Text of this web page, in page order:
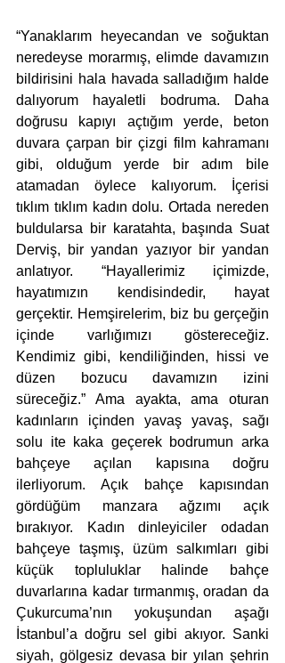
“Yanaklarım heyecandan ve soğuktan
neredeyse morarmış, elimde davamızın
bildirisini hala havada salladığım halde
dalıyorum hayaletli bodruma. Daha
doğrusu kapıyı açtığım yerde, beton
duvara çarpan bir çizgi film kahramanı
gibi, olduğum yerde bir adım bile
atamadan öylece kalıyorum. İçerisi
tıklım tıklım kadın dolu. Ortada nereden
buldularsa bir karatahta, başında Suat
Derviş, bir yandan yazıyor bir yandan
anlatıyor. “Hayallerimiz içimizde,
hayatımızın kendisindedir, hayat
gerçektir. Hemşirelerim, biz bu gerçeğin
içinde varlığımızı göstereceğiz.
Kendimiz gibi, kendiliğinden, hissi ve
düzen bozucu davamızın izini
süreceğiz.” Ama ayakta, ama oturan
kadınların içinden yavaş yavaş, sağı
solu ite kaka geçerek bodrumun arka
bahçeye açılan kapısına doğru
ilerliyorum. Açık bahçe kapısından
gördüğüm manzara ağzımı açık
bırakıyor. Kadın dinleyiciler odadan
bahçeye taşmış, üzüm salkımları gibi
küçük topluluklar halinde bahçe
duvarlarına kadar tırmanmış, oradan da
Çukurcuma’nın yokuşundan aşağı
İstanbul’a doğru sel gibi akıyor. Sanki
siyah, gölgesiz devasa bir yılan şehrin